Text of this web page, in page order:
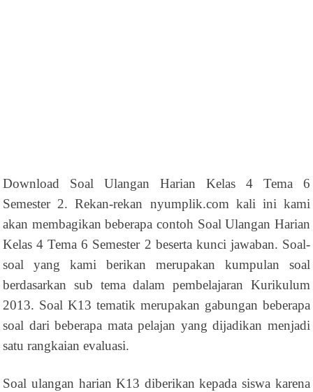
Download Soal Ulangan Harian Kelas 4 Tema 6
Semester 2. Rekan-rekan nyumplik.com kali ini kami
akan membagikan beberapa contoh Soal Ulangan Harian
Kelas 4 Tema 6 Semester 2 beserta kunci jawaban. Soal-
soal yang kami berikan merupakan kumpulan soal
berdasarkan sub tema dalam pembelajaran Kurikulum
2013. Soal K13 tematik merupakan gabungan beberapa
soal dari beberapa mata pelajan yang dijadikan menjadi
satu rangkaian evaluasi.
Soal ulangan harian K13 diberikan kepada siswa karena